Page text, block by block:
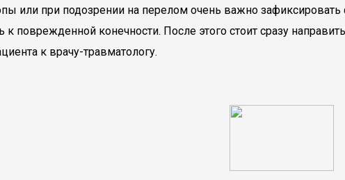
или при подозрении на перелом очень важно
поврежденной конечности. После этого стоит сразу
к врачу-травматологу.